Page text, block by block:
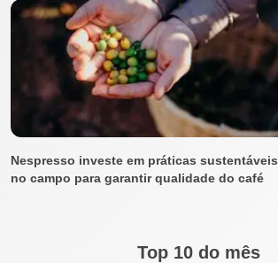
Nespresso investe em práticas sustentáveis
no campo para garantir qualidade do café
Top 10 do mês